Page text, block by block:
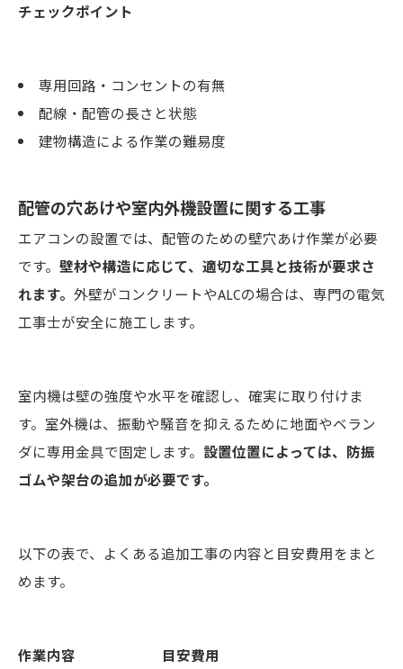
チェックポイント
専用回路・コンセントの有無
配線・配管の長さと状態
建物構造による作業の難易度
配管の穴あけや室内外機設置に関する工事
エアコンの設置では、配管のための壁穴あけ作業が必要
です。 壁材や構造に応じて、適切な工具と技術が要求さ
れます。 外壁がコンクリートやALCの場合は、専門の電気
工事士が安全に施工します。
室内機は壁の強度や水平を確認し、確実に取り付けま
す。室外機は、振動や騒音を抑えるために地面やベラン
ダに専用金具で固定します。 設置位置によっては、防振
ゴムや架台の追加が必要です。
以下の表で、よくある追加工事の内容と目安費用をまと
めます。
作業内容 目安費用